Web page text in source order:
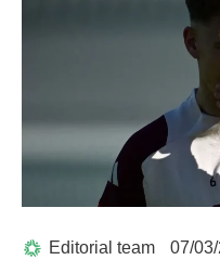
Editorial team 07/